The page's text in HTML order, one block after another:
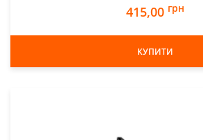
415,00 грн
КУПИТИ